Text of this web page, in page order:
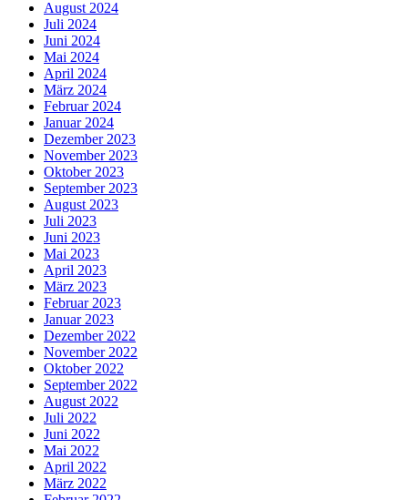
August 2024
Juli 2024
Juni 2024
Mai 2024
April 2024
März 2024
Februar 2024
Januar 2024
Dezember 2023
November 2023
Oktober 2023
September 2023
August 2023
Juli 2023
Juni 2023
Mai 2023
April 2023
März 2023
Februar 2023
Januar 2023
Dezember 2022
November 2022
Oktober 2022
September 2022
August 2022
Juli 2022
Juni 2022
Mai 2022
April 2022
März 2022